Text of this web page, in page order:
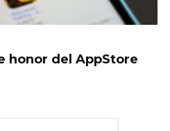
honor del AppStore